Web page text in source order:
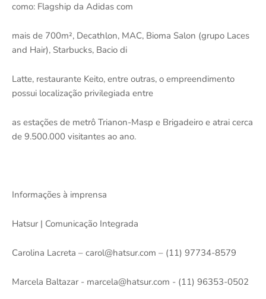
como: Flagship da Adidas com
mais de 700m², Decathlon, MAC, Bioma Salon (grupo Laces
and Hair), Starbucks, Bacio di
Latte, restaurante Keito, entre outras, o empreendimento
possui localização privilegiada entre
as estações de metrô Trianon-Masp e Brigadeiro e atrai cerca
de 9.500.000 visitantes ao ano.
Informações à imprensa
Hatsur | Comunicação Integrada
Carolina Lacreta – carol@hatsur.com – (11) 97734-8579
Marcela Baltazar - marcela@hatsur.com - (11) 96353-0502